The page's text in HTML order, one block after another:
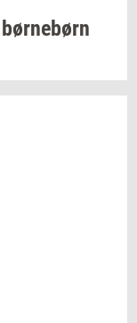
bør­ne­børn